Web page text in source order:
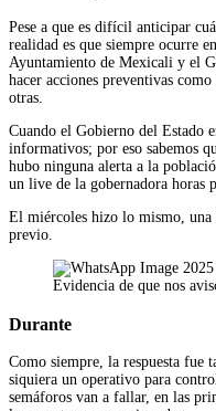
Pese a que es difícil anticipar
realidad es que siempre ocurre
Ayuntamiento de Mexicali y el
hacer acciones preventivas
otras.
Cuando el Gobierno del Estado
informativos; por eso sabemos
hubo ninguna alerta a la
un live de la gobernadora horas
El miércoles hizo lo mismo,
previo.
Evidencia de que nos
Durante
Como siempre, la respuesta
siquiera un operativo para
semáforos van a fallar, en las